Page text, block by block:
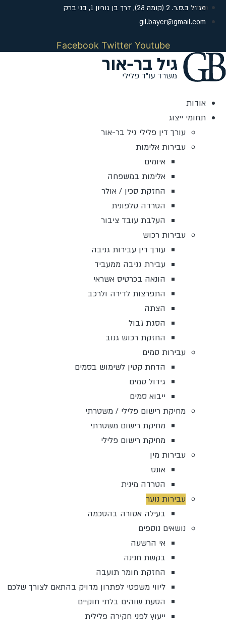
דלג
לתוכן
מגדל ב.ס.ר. 2 (קומה 28), דרך בן גוריון 1, בני ברק
gil.bayer@gmail.com
Facebook Twitter Youtube
אודות
תחומי ייצוג
עורך דין פלילי גיל בר-אור
עבירות אלימות
איומים
אלימות במשפחה
החזקת סכין / אולר
הטרדה טלפונית
העלבת עובד ציבור
עבירות רכוש
עורך דין עבירות גניבה
עבירת גניבה ממעביד
הונאה בכרטיס אשראי
התפרצות לדירה ולרכב
הצתה
הסגת גבול
החזקת רכוש גנוב
עבירות סמים
הדחת קטין לשימוש בסמים
גידול סמים
ייבוא סמים
מחיקת רישום פלילי / משטרתי
מחיקת רישום משטרתי
מחיקת רישום פלילי
עבירות מין
אונס
הטרדה מינית
עבירות נוער
בעילה אסורה בהסכמה
נושאים נוספים
אי הרשעה
בקשת חנינה
החזקת חומר תועבה
ליווי משפטי לפתרון מדויק בהתאם לצורך שלכם
הסעת שוהים בלתי חוקיים
ייעוץ לפני חקירה פלילית